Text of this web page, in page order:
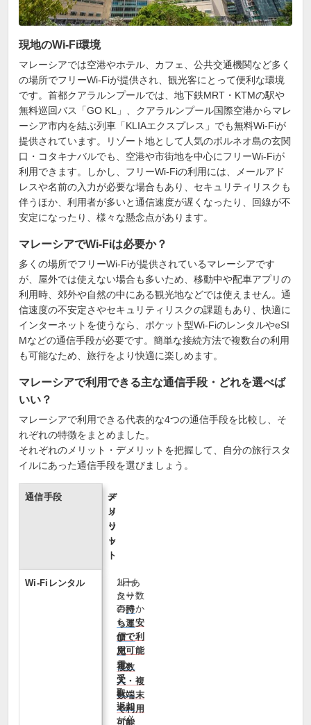
現地のWi-Fi環境
マレーシアでは空港やホテル、カフェ、公共交通機関など多く
の場所でフリーWi-Fiが提供され、観光客にとって便利な環境
です。首都クアラルンプールでは、地下鉄MRT・KTMの駅や
無料巡回バス「GO KL」、クアラルンプール国際空港からマレ
ーシア市内を結ぶ列車「KLIAエクスプレス」でも無料Wi-Fiが
提供されています。リゾート地として人気のボルネオ島の玄関
口・コタキナバルでも、空港や市街地を中心にフリーWi-Fiが
利用できます。しかし、フリーWi-Fiの利用には、メールアド
レスや名前の入力が必要な場合もあり、セキュリティリスクも
伴うほか、利用者が多いと通信速度が遅くなったり、回線が不
安定になったり、様々な懸念点があります。
マレーシアでWi-Fiは必要か？
多くの場所でフリーWi-Fiが提供されているマレーシアです
が、屋外では使えない場合も多いため、移動中や配車アプリの
利用時、郊外や自然の中にある観光地などでは使えません。通
信速度の不安定さやセキュリティリスクの課題もあり、快適に
インターネットを使うなら、ポケット型Wi-FiのレンタルやeSI
Mなどの通信手段が必要です。簡単な接続方法で複数台の利用
も可能なため、旅行をより快適に楽しめます。
マレーシアで利用できる主な通信手段・どれを選べば
いい？
マレーシアで利用できる代表的な4つの通信手段を比較し、そ
れぞれの特徴をまとめました。
それぞれのメリット・デメリットを把握して、自分の旅行スタ
イルにあった通信手段を選びましょう。
通信手段
メ
リ
ッ
ト
デ
メ
リ
ッ
ト
Wi‑Fiレンタル
1日あ
たり数
百円か
らと安
価で利
用可能
複数
人・複
数端末
で利用
可能
ルー
ター
の持
ち運
び・
充
電・
受
取・
返却
が必